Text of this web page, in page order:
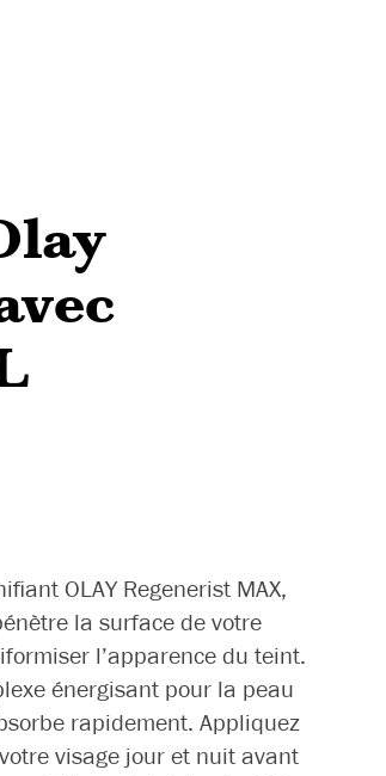
OLAY Regenerist MAX,
la surface de votre
l’apparence du teint.
énergisant pour la peau
rapidement. Appliquez
visage jour et nuit avant